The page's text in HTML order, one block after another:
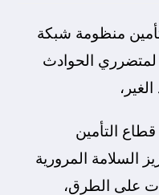
منظومة شبكة
لمتضرري الحوادث
التأمين
السلامة المرورية
على الطرق،